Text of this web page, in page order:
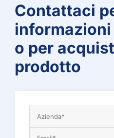
Contattaci
o per
prodotto